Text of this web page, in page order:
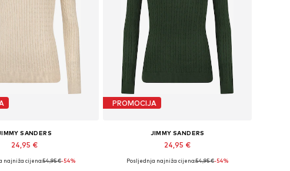
SANDERS
24,95 €
veličine: M, L, XL
najniža cijena:54,95 €-54%
PROMOCIJA
JIMMY SANDERS
24,95 €
Dostupne veličine: M, L, XL
Posljednja najniža cijena:54,95 €-54%